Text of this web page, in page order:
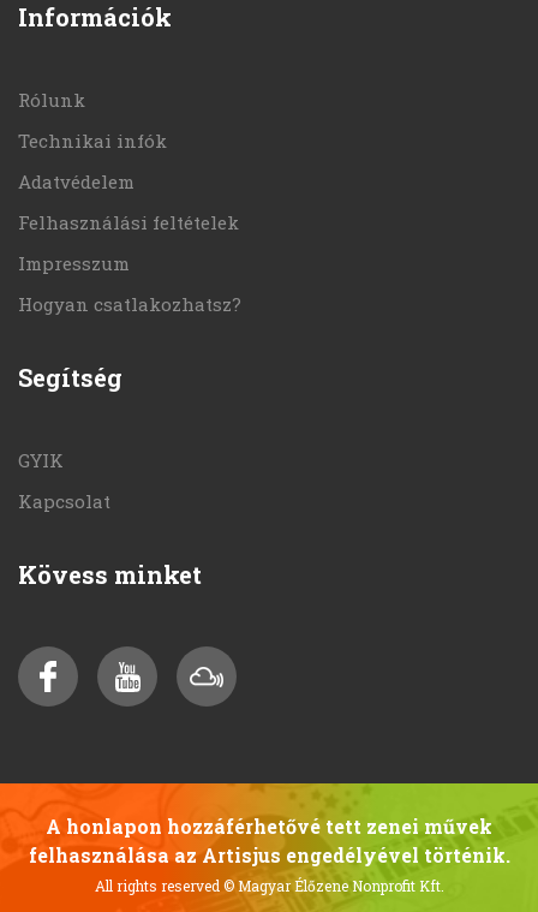
Információk
Rólunk
Technikai infók
Adatvédelem
Felhasználási feltételek
Impresszum
Hogyan csatlakozhatsz?
Segítség
GYIK
Kapcsolat
Kövess minket
A honlapon hozzáférhetővé tett zenei művek
felhasználása az Artisjus engedélyével történik.
All rights reserved© Magyar Élőzene Nonprofit Kft.